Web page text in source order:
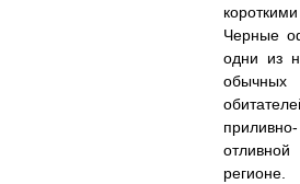
Черные
одни из
обычных
приливно-